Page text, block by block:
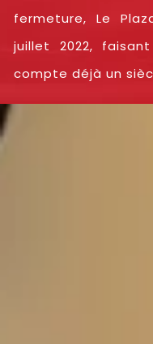
fermeture, Le
juillet 2022,
compte déjà un